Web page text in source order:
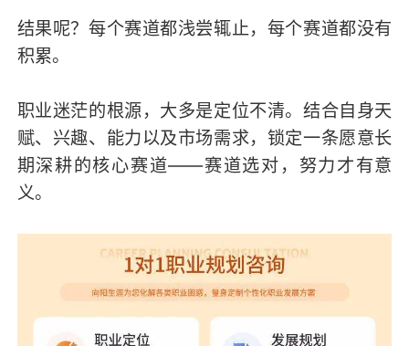
结果呢？每个赛道都浅尝辄止，每个赛道都没有
积累。
职业迷茫的根源，大多是定位不清。结合自身天
赋、兴趣、能力以及市场需求，锁定一条愿意长
期深耕的核心赛道——赛道选对，努力才有意
义。